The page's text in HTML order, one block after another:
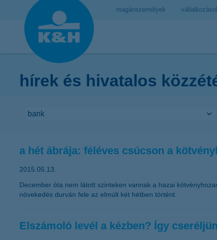
magánszemélyek
hírek és hivatalos
a hét ábrája: féléves csúcson a
2015.05.13.
December óta nem látott szinteken vannak a hazai
növekedés durván fele az elmúlt két hétben történt.
Elszámoló levél a kézben? Így